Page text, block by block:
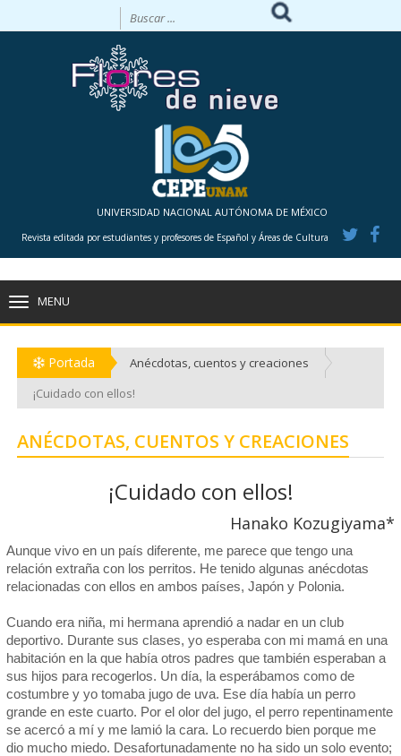
UNIVERSIDAD NACIONAL AUTÓNOMA DE MÉXICO
Revista editada por estudiantes y profesores de Español y Áreas de Cultura
MENU
Portada
Anécdotas, cuentos y creaciones
¡Cuidado con ellos!
ANÉCDOTAS, CUENTOS Y CREACIONES
¡Cuidado con ellos!
Hanako Kozugiyama*
Aunque vivo en un país diferente, me parece que tengo una
relación extraña con los perritos. He tenido algunas anécdotas
relacionadas con ellos en ambos países, Japón y Polonia.
Cuando era niña, mi hermana aprendió a nadar en un club
deportivo. Durante sus clases, yo esperaba con mi mamá en una
habitación en la que había otros padres que también esperaban a
sus hijos para recogerlos. Un día, la esperábamos como de
costumbre y yo tomaba jugo de uva. Ese día había un perro
grande en este cuarto. Por el olor del jugo, el perro repentinamente
se acercó a mí y me lamió la cara. Lo recuerdo bien porque me
dio mucho miedo. Desafortunadamente no ha sido un solo evento;